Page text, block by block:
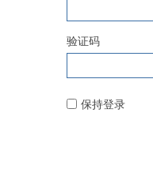
验证码
保持登录